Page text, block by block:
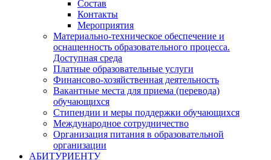
Состав
Контакты
Мероприятия
Материально-техническое обеспечение и
оснащенность образовательного процесса.
Доступная среда
Платные образовательные услуги
Финансово-хозяйственная деятельность
Вакантные места для приема (перевода)
обучающихся
Стипендии и меры поддержки обучающихся
Международное сотрудничество
Организация питания в образовательной
организации
АБИТУРИЕНТУ